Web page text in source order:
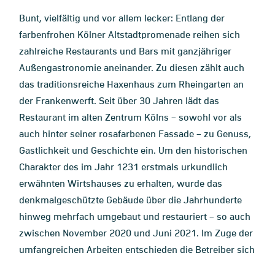
Bunt, vielfältig und vor allem lecker: Entlang der
farbenfrohen Kölner Altstadtpromenade reihen sich
zahlreiche Restaurants und Bars mit ganzjähriger
Außengastronomie aneinander. Zu diesen zählt auch
das traditionsreiche Haxenhaus zum Rheingarten an
der Frankenwerft. Seit über 30 Jahren lädt das
Restaurant im alten Zentrum Kölns – sowohl vor als
auch hinter seiner rosafarbenen Fassade – zu Genuss,
Gastlichkeit und Geschichte ein. Um den historischen
Charakter des im Jahr 1231 erstmals urkundlich
erwähnten Wirtshauses zu erhalten, wurde das
denkmalgeschützte Gebäude über die Jahrhunderte
hinweg mehrfach umgebaut und restauriert – so auch
zwischen November 2020 und Juni 2021. Im Zuge der
umfangreichen Arbeiten entschieden die Betreiber sich